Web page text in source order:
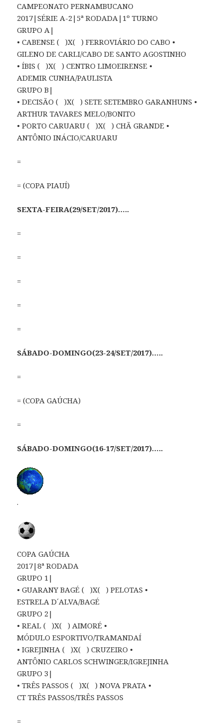
CAMPEONATO PERNAMBUCANO
2017|SÉRIE A-2|5ª RODADA|1º TURNO
GRUPO A|
• CABENSE ( )X( ) FERROVIÁRIO DO CABO •
GILENO DE CARLI/CABO DE SANTO AGOSTINHO
• ÍBIS ( )X( ) CENTRO LIMOEIRENSE •
ADEMIR CUNHA/PAULISTA
GRUPO B|
• DECISÃO ( )X( ) SETE SETEMBRO GARANHUNS •
ARTHUR TAVARES MELO/BONITO
• PORTO CARUARU ( )X( ) CHÃ GRANDE •
ANTÔNIO INÁCIO/CARUARU
=
= (COPA PIAUÍ)
SEXTA-FEIRA(29/SET/2017)…..
=
=
=
=
=
SÁBADO-DOMINGO(23-24/SET/2017)…..
=
= (COPA GAÚCHA)
=
SÁBADO-DOMINGO(16-17/SET/2017)…..
.
COPA GAÚCHA
2017|8ª RODADA
GRUPO 1|
• GUARANY BAGÉ ( )X( ) PELOTAS •
ESTRELA D´ALVA/BAGÉ
GRUPO 2|
• REAL ( )X( ) AIMORÉ •
MÓDULO ESPORTIVO/TRAMANDAÍ
• IGREJINHA ( )X( ) CRUZEIRO •
ANTÔNIO CARLOS SCHWINGER/IGREJINHA
GRUPO 3|
• TRÊS PASSOS ( )X( ) NOVA PRATA •
CT TRÊS PASSOS/TRÊS PASSOS
=